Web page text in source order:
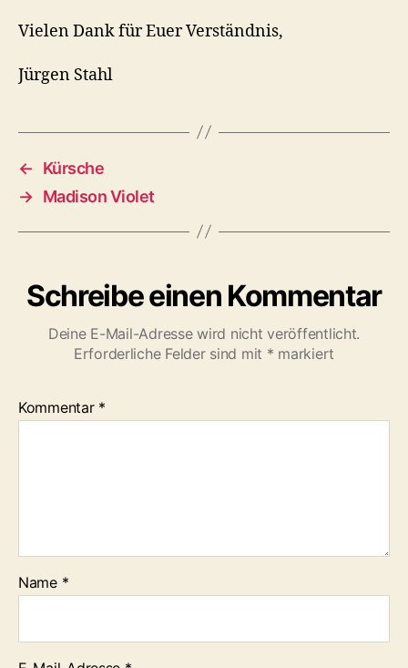
Vielen Dank für Euer Verständnis,
Jürgen Stahl
←
Kürsche
→ Madison Violet
Schreibe einen Kommentar
Deine E-Mail-Adresse wird nicht veröffentlicht.
Erforderliche Felder sind mit * markiert
Kommentar *
Name *